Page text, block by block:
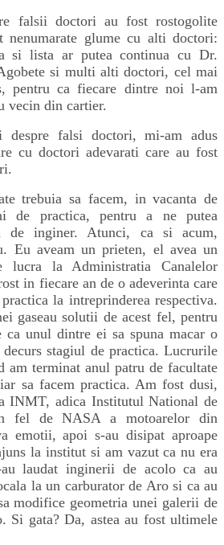
falsii doctori au fost rostogolite
nenumarate glume cu alti doctori:
si lista ar putea continua cu Dr.
si multi alti doctori, cel mai
pentru ca fiecare dintre noi l-am
vecin din cartier.
despre falsi doctori, mi-am adus
cu doctori adevarati care au fost
trebuia sa facem, in vacanta de
de practica, pentru a ne putea
de inginer. Atunci, ca si acum,
Eu aveam un prieten, el avea un
lucra la Administratia Canalelor
in fiecare an de o adeverinta care
la intreprinderea respectiva.
gaseau solutii de acest fel, pentru
ca unul dintre ei sa spuna macar o
decurs stagiul de practica. Lucrurile
am terminat anul patru de facultate
sa facem practica. Am fost dusi,
INMT, adica Institutul National de
fel de NASA a motoarelor din
emotii, apoi s-au disipat aproape
la institut si am vazut ca nu era
laudat inginerii de acolo ca au
la un carburator de Aro si ca au
modifice geometria unei galerii de
Si gata? Da, astea au fost ultimele